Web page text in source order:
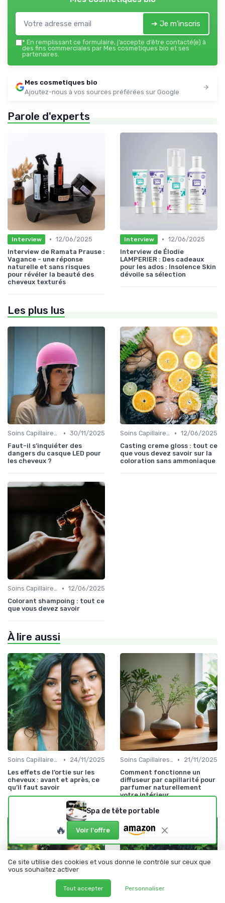
➔ Je m'inscris
* En remplissant ce formulaire, j’accepte d’être contacté(e) à
des fins commerciales par Mes cosmetiques bio et ses
partenaires.
Mes cosmetiques bio
Ajoutez-nous à vos sources préférées sur Google
Parole d'experts
Interview • 12/06/2025
Interview de Ramata Prause :
Vagance - une réponse
naturelle et sans risques
pour révéler la beauté des
cheveux texturés
Interview • 12/06/2025
Interview de Élodie
LAMPERIER : Des cadeaux
pour les ados : Insolence Skin
dévoile sa sélection
Les plus lus
Soins Capillaires Bio • 30/11/2025
Faut-il s’inquiéter des
dangers du casque LED pour
les cheveux ?
Soins Capillaires Bio • 12/06/2025
Casting creme gloss : tout ce
que vous devez savoir sur la
coloration sans ammoniaque
Soins Capillaires Bio • 12/06/2025
Colorant shampoing : tout ce
que vous devez savoir
À lire aussi
Soins Capillaires Bio •
24/11/2025
Les effets de l’ortie sur les
cheveux : avant et après, ce
qu’il faut savoir
Soins Capillaires Bio •
21/11/2025
Comment fonctionne un
diffuseur par capillarité pour
parfumer naturellement
votre intérieur
Spa de tête portable
🔥 Voir l'offre
Ce site utilise des cookies et vous donne le contrôle sur ceux que
vous souhaitez activer
Tout accepter Personnaliser